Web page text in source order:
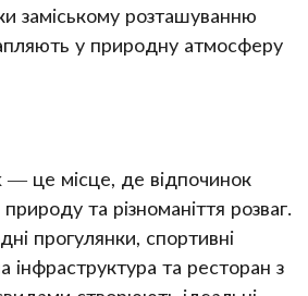
заміському розташуванню
у природну атмосферу
— це місце, де відпочинок
та різноманіття розваг.
прогулянки, спортивні
інфраструктура та ресторан з